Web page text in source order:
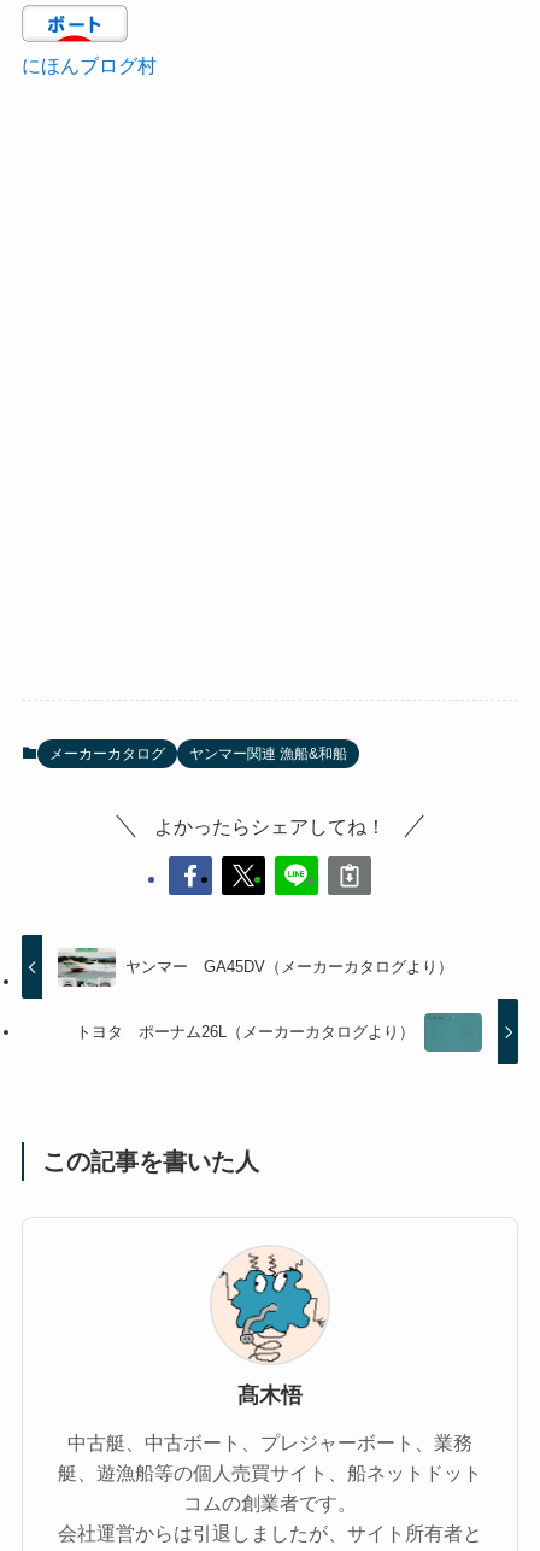
にほんブログ村
メーカーカタログ ヤンマー関連 漁船&和船
よかったらシェアしてね！
ヤンマー GA45DV（メーカーカタログより）
トヨタ ポーナム26L（メーカーカタログより）
この記事を書いた人
髙木悟
中古艇、中古ボート、プレジャーボート、業務
艇、遊漁船等の個人売買サイト、船ネットドット
コムの創業者です。
会社運営からは引退しましたが、サイト所有者と